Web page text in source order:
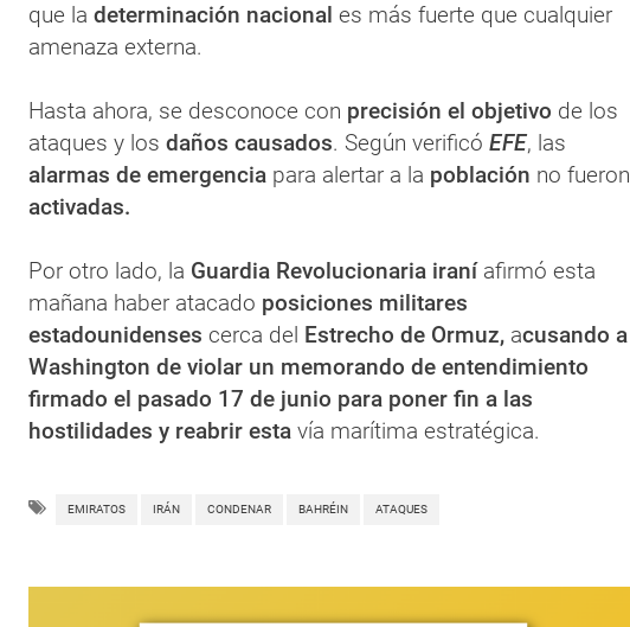
que la determinación nacional es más fuerte que cualquier
amenaza externa.
Hasta ahora, se desconoce con precisión el objetivo de los
ataques y los daños causados. Según verificó EFE, las
alarmas de emergencia para alertar a la población no fueron
activadas.
Por otro lado, la Guardia Revolucionaria iraníafirmó esta
mañana haber atacado posiciones militares
estadounidenses cerca del Estrecho de Ormuz, acusando a
Washington de violar un memorando de entendimiento
firmado el pasado 17 de junio para poner fin a las
hostilidades y reabrir esta vía marítima estratégica.
EMIRATOS IRÁN CONDENAR BAHRÉIN ATAQUES